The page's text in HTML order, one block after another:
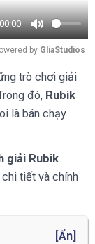
Mute
by GliaStudios
trò chơi giải
đó, Rubik
là bán chạy
giải Rubik
tiết và chính
Ẩn